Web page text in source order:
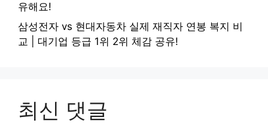
유해요!
삼성전자 vs 현대자동차 실제 재직자 연봉 복지 비
교 | 대기업 등급 1위 2위 체감 공유!
최신 댓글